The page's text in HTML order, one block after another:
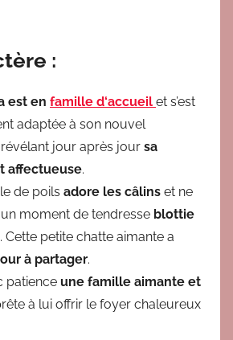
:
est en famille d‘accueil et s’est
adaptée à son nouvel
jour après jour sa
affectueuse.
de poils adore les câlins et ne
moment de tendresse blottie
. Cette petite chatte aimante a
à partager.
patience une famille aimante et
à lui offrir le foyer chaleureux